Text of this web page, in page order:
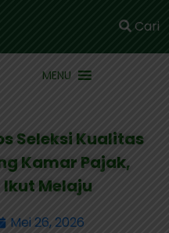
Cari
MENU
Seleksi Kualitas
Kamar Pajak,
Melaju
Mei 26, 2026